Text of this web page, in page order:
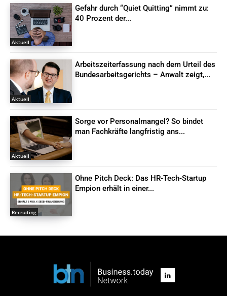
Aktuell
Gefahr durch “Quiet Quitting” nimmt zu:
40 Prozent der...
Aktuell
Arbeitszeiterfassung nach dem Urteil des
Bundesarbeitsgerichts – Anwalt zeigt,...
Aktuell
Sorge vor Personalmangel? So bindet
man Fachkräfte langfristig ans...
Recruiting
Ohne Pitch Deck: Das HR-Tech-Startup
Empion erhält in einer...